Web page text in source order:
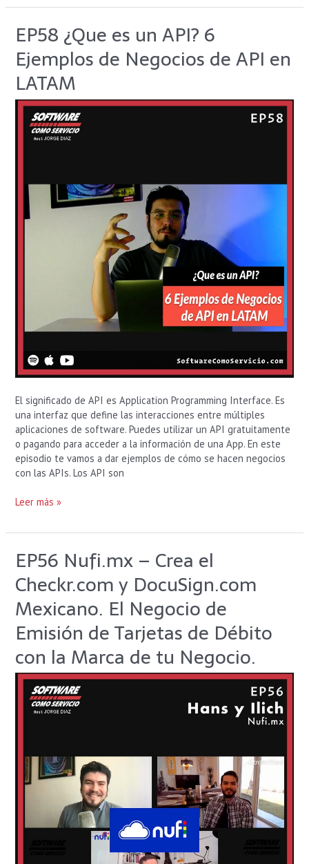
EP58 ¿Que es un API? 6
Ejemplos de Negocios de API en
LATAM
El significado de API es Application Programming Interface. Es
una interfaz que define las interacciones entre múltiples
aplicaciones de software. Puedes utilizar un API gratuitamente
o pagando para acceder a la información de una App. En este
episodio te vamos a dar ejemplos de cómo se hacen negocios
con las APIs. Los API son
EP58
¿Que
es
API?
6
Ejemplos
LATAM
Leer más »
EP56 Nufi.mx – Crea el
Checkr.com y DocuSign.com
Mexicano. El Negocio de
Emisión de Tarjetas de Débito
con la Marca de tu Negocio.
EP56
Nufi.mx
–
el
Checkr.com
y
DocuSign.com
Mexicano.
Negocio
Tarjetas
Débito
Marca